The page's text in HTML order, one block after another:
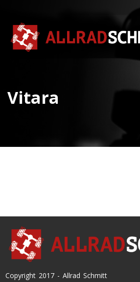
Vitara
Copyright 2017 - Allrad Schmitt